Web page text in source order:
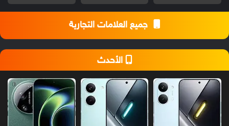
جميع العلامات التجارية
الأحدث